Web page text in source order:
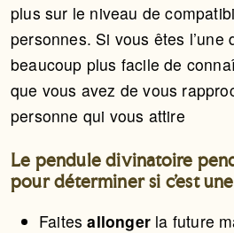
plus sur le niveau de
personnes. Si vous êtes l’une
beaucoup plus facile de
que vous avez de vous
personne qui vous attire
Le pendule divinatoire
pour déterminer si c’est
Faitesallonger la future